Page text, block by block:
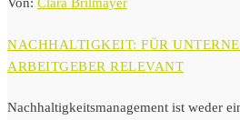
Von: Clara Brilmayer
NACHHALTIGKEIT: FÜR
ARBEITGEBER RELEVANT
Nachhaltigkeitsmanagement ist weder